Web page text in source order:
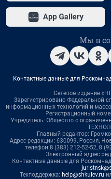
App Gallery
Мы в
Контактные данные для
Сетевое издание
Зарегистрировано Федеральной
информационных технологий и
Регистрационный
Учредитель: Общество с
Главный редактор:
Адрес редакции: 630099, Россия,
телефон 8 (383) 212-52-52, 8
Электронный адрес
Контактные данные для
Техподдержка: help@shkulev.ru